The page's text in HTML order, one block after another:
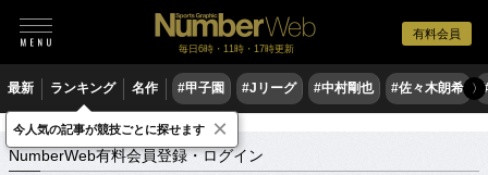
有料会員
毎日6時・11時・17時更新
最新 ランキング 名作 #甲子園 #Jリーグ #中村剛也 #佐々木朗希 〉
NumberWeb有料会員登録・ログイン
NumberWeb有料会員登録・ログイン
今人気の記事が競技ごとに探せます ×